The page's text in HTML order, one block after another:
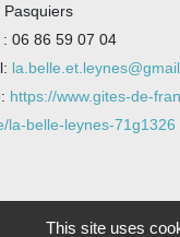
Pasquiers
: 06 86 59 07 04
https://www.gites-de-
la-belle-leynes-71g1326
This site uses